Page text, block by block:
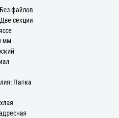
файлов
секции
мм
Папка